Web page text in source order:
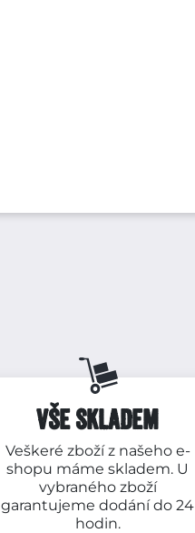
VŠE SKLADEM
Veškeré zboží z našeho e-
shopu máme skladem. U
vybraného zboží
garantujeme dodání do 24
hodin.